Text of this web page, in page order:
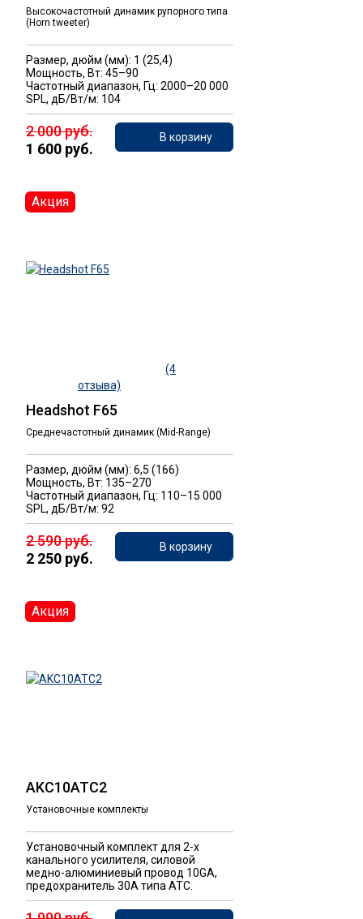
Высокочастотный динамик рупорного типа
(Horn tweeter)
Размер, дюйм (мм): 1 (25,4)
Мощность, Вт: 45–90
Частотный диапазон, Гц: 2000–20 000
SPL, дБ/Вт/м: 104
2 000 руб.
1 600 руб.
В корзину
(4
отзыва)
Headshot F65
Среднечастотный динамик (Mid-Range)
Размер, дюйм (мм): 6,5 (166)
Мощность, Вт: 135–270
Частотный диапазон, Гц: 110–15 000
SPL, дБ/Вт/м: 92
2 590 руб.
2 250 руб.
В корзину
Акция
AKC10ATC2
Установочные комплекты
Установочный комплект для 2-х
канального усилителя, силовой
медно-алюминиевый провод 10GA,
предохранитель 30A типа ATC.
Акция